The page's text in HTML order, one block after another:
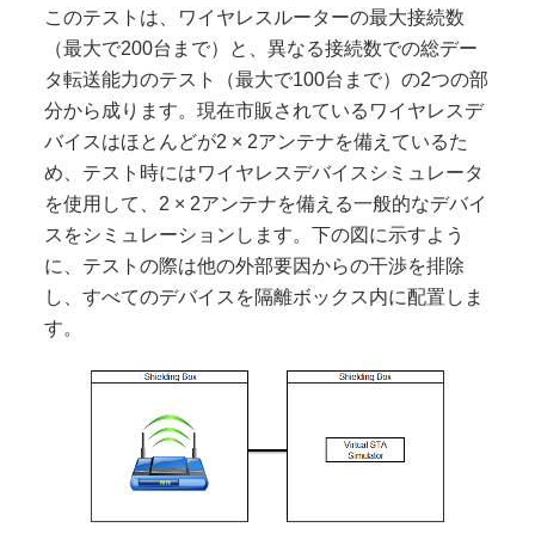
このテストは、ワイヤレスルーターの最大接続数
（最大で200台まで）と、異なる接続数での総デー
タ転送能力のテスト（最大で100台まで）の2つの部
分から成ります。現在市販されているワイヤレスデ
バイスはほとんどが2 × 2アンテナを備えているた
め、テスト時にはワイヤレスデバイスシミュレータ
を使用して、2 × 2アンテナを備える一般的なデバイ
スをシミュレーションします。下の図に示すよう
に、テストの際は他の外部要因からの干渉を排除
し、すべてのデバイスを隔離ボックス内に配置しま
す。